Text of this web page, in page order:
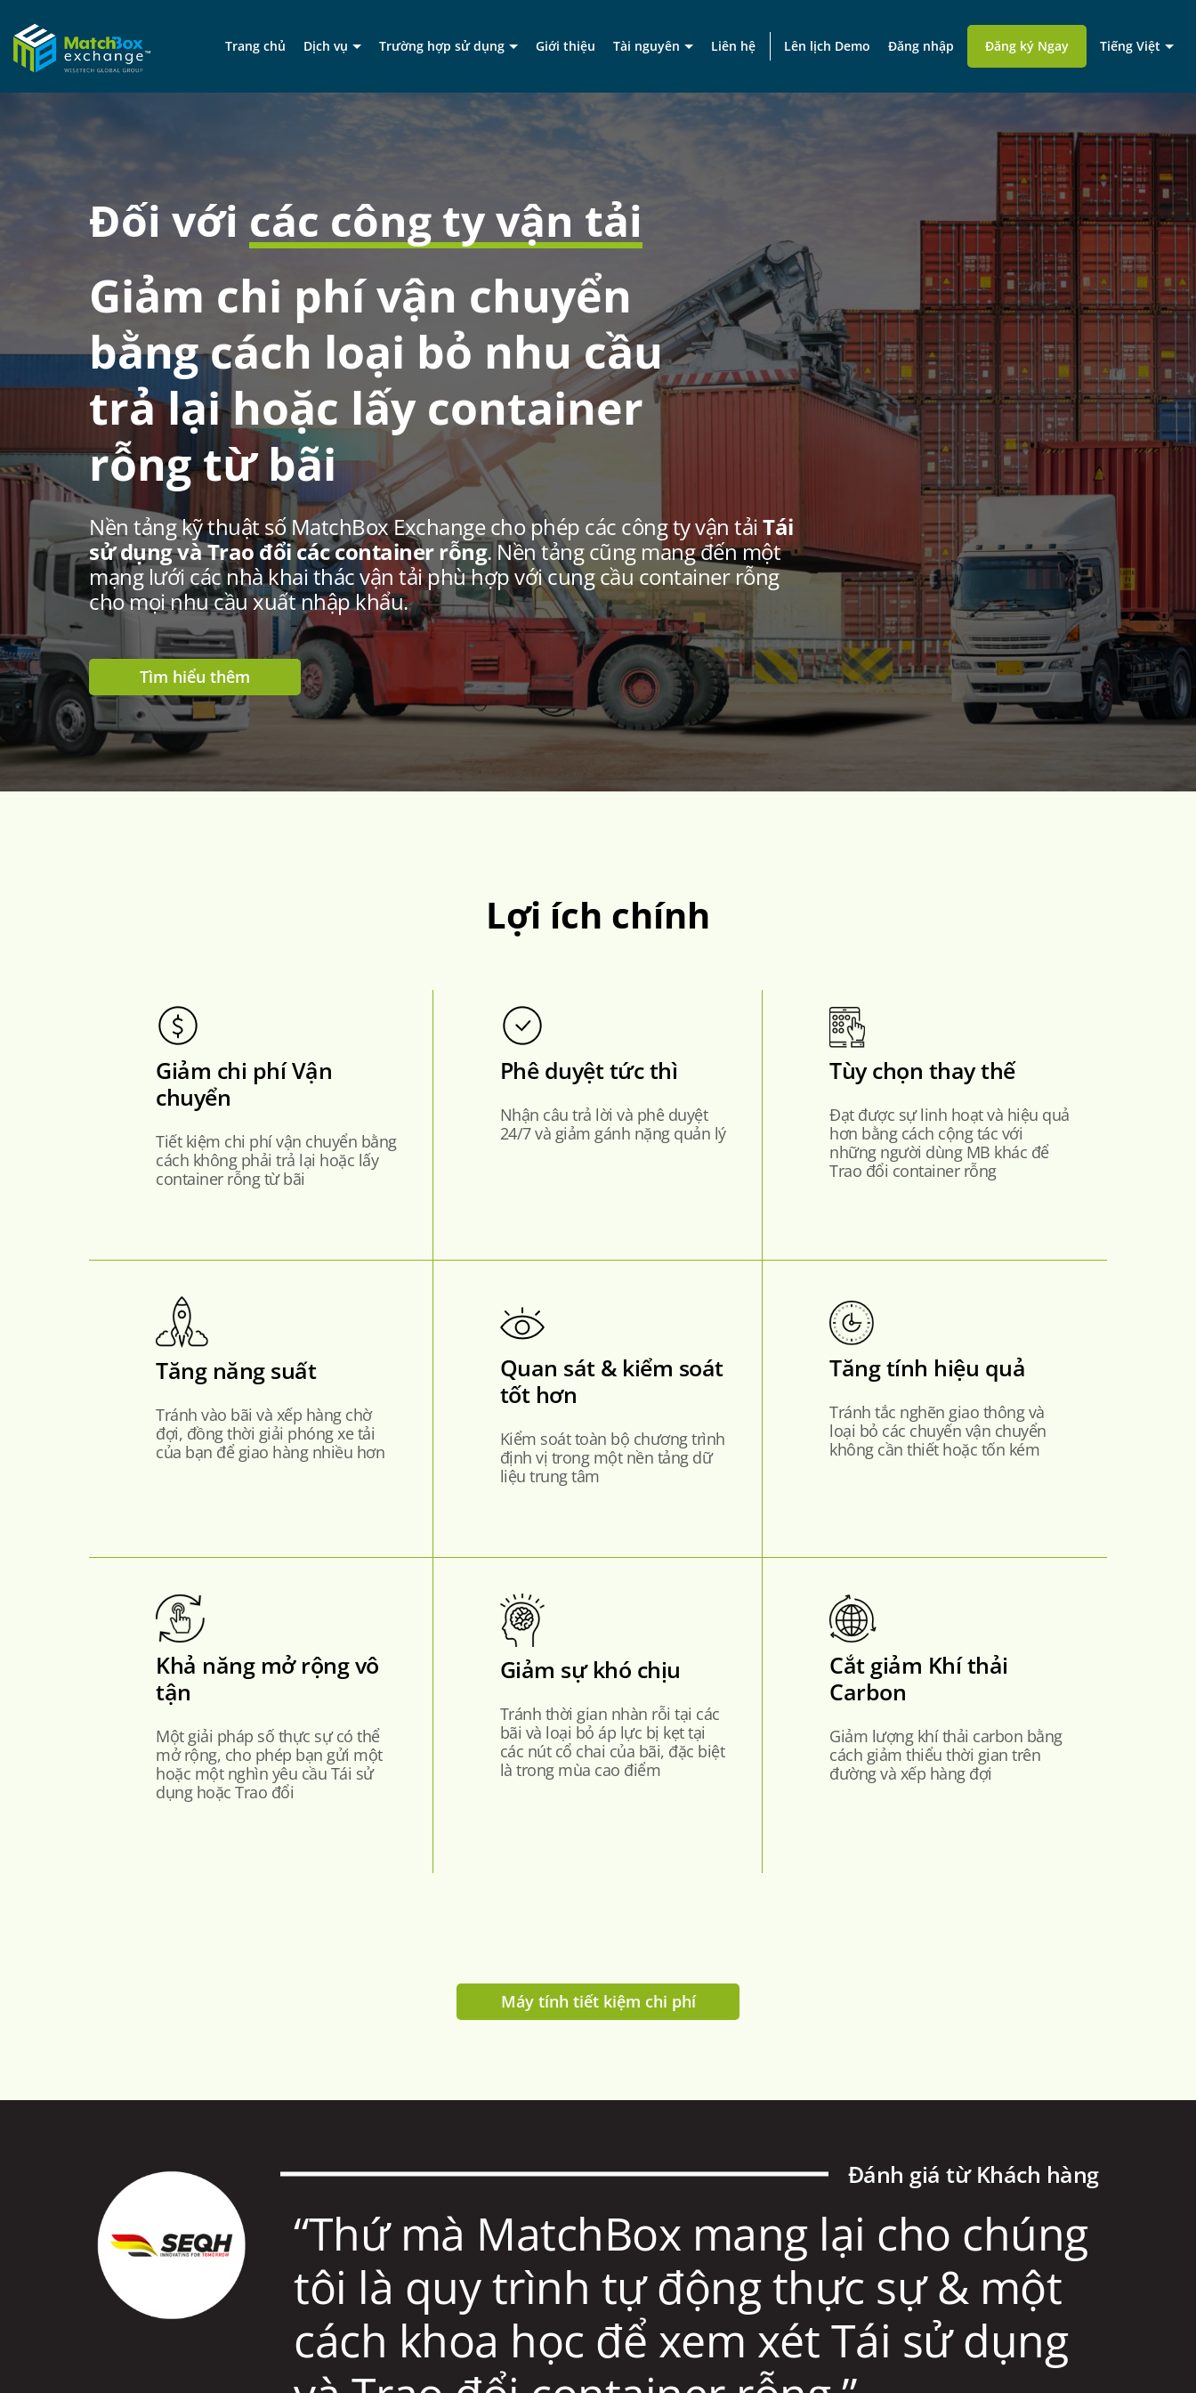
Trang chủ Dịch vụ Trường hợp sử dụng Giới thiệu Tài nguyên Liên hệ Lên lịch Demo Đăng nhập Đăng ký Ngay​ Tiếng Việt
Đối với các công ty vận tải
Giảm chi phí vận chuyển
bằng cách loại bỏ nhu cầu
trả lại hoặc lấy container
rỗng từ bãi
Nền tảng kỹ thuật số MatchBox Exchange cho phép các công ty vận tảiTái
sử dụng và Trao đổi các container rỗng. Nền tảng cũng mang đến một
mạng lưới các nhà khai thác vận tải phù hợp với cung cầu container rỗng
cho mọi nhu cầu xuất nhập khẩu.
Tìm hiểu thêm
Lợi ích chính
Giảm chi phí Vận
chuyển
Tiết kiệm chi phí vận chuyển bằng
cách không phải trả lại hoặc lấy
container rỗng từ bãi
Phê duyệt tức thì
Nhận câu trả lời và phê duyệt
24/7 và giảm gánh nặng quản lý
Tùy chọn thay thế
Đạt được sự linh hoạt và hiệu quả
hơn bằng cách cộng tác với
những người dùng MB khác để
Trao đổi container rỗng
Tăng năng suất
Tránh vào bãi và xếp hàng chờ
đợi, đồng thời giải phóng xe tải
của bạn để giao hàng nhiều hơn
Quan sát & kiểm soát
tốt hơn
Kiểm soát toàn bộ chương trình
định vị trong một nền tảng dữ
liệu trung tâm
Tăng tính hiệu quả
Tránh tắc nghẽn giao thông và
loại bỏ các chuyến vận chuyển
không cần thiết hoặc tốn kém
Khả năng mở rộng vô
tận
Một giải pháp số thực sự có thể
mở rộng, cho phép bạn gửi một
hoặc một nghìn yêu cầu Tái sử
dụng hoặc Trao đổi
Giảm sự khó chịu
Tránh thời gian nhàn rỗi tại các
bãi và loại bỏ áp lực bị kẹt tại
các nút cổ chai của bãi, đặc biệt
là trong mùa cao điểm
Cắt giảm Khí thải
Carbon
Giảm lượng khí thải carbon bằng
cách giảm thiểu thời gian trên
đường và xếp hàng đợi
Máy tính tiết kiệm chi phí
Đánh giá từ Khách hàng
“Thứ mà MatchBox mang lại cho chúng
tôi là quy trình tự động thực sự & một
cách khoa học để xem xét Tái sử dụng